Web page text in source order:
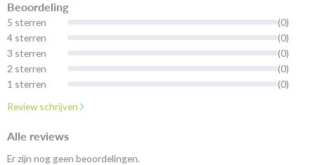
Beoordeling
5 sterren
(0)
4 sterren
(0)
3 sterren
(0)
2 sterren
(0)
1 sterren
(0)
Review schrijven
Alle reviews
Er zijn nog geen beoordelingen.